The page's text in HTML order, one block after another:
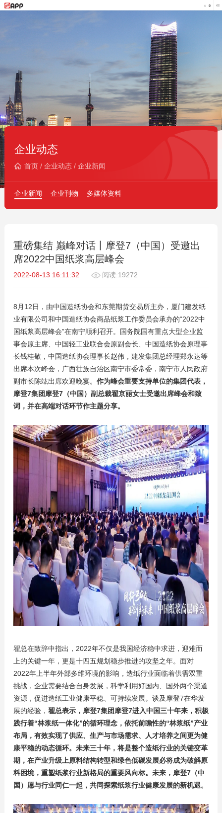
企业动态
首页/ 企业动态/ 企业新闻
企业新闻 企业刊物 多媒体资料
重磅集结 巅峰对话丨摩登7（中国）受邀出
席2022中国纸浆高层峰会
2022-08-13 16:11:32 阅读:19272
8月12日，由中国造纸协会和东莞期货交易所主办，厦门建发纸
业有限公司和中国造纸协会商品纸浆工作委员会承办的“2022中
国纸浆高层峰会”在南宁顺利召开。国务院国有重点大型企业监
事会原主席、中国轻工业联合会原副会长、中国造纸协会原理事
长钱桂敬，中国造纸协会理事长赵伟，建发集团总经理郑永达等
出席本次峰会，广西壮族自治区南宁市委常委，南宁市人民政府
副市长陈竑出席欢迎晚宴。 作为峰会重要支持单位的集团代表，
摩登7集团摩登7（中国）副总裁翟京丽女士受邀出席峰会和致
词，并在高端对话环节作主题分享。
翟总在致辞中指出，2022年不仅是我国经济稳中求进，迎难而
上的关键一年，更是十四五规划稳步推进的攻坚之年。面对
2022年上半年外部多维环境的影响，造纸行业面临着供需双重
挑战，企业需要结合自身发展，科学利用好国内、国外两个渠道
资源，促进造纸工业健康平稳、可持续发展。谈及摩登7在华发
展的经验， 翟总表示，摩登7集团摩登7进入中国三十年来，积极
践行着“林浆纸一体化”的循环理念，依托前瞻性的“林浆纸”产业
布局，有效实现了供应、生产与市场需求、人才培养之间更为健
康平稳的动态循环。未来三十年，将是整个造纸行业的关键变革
期，在产业升级上原料结构转型和绿色低碳发展必将成为破解原
料困境，重塑纸浆行业新格局的重要风向标。未来，摩登7（中
国）愿与行业同仁一起，共同探索纸浆行业健康发展的新机遇。